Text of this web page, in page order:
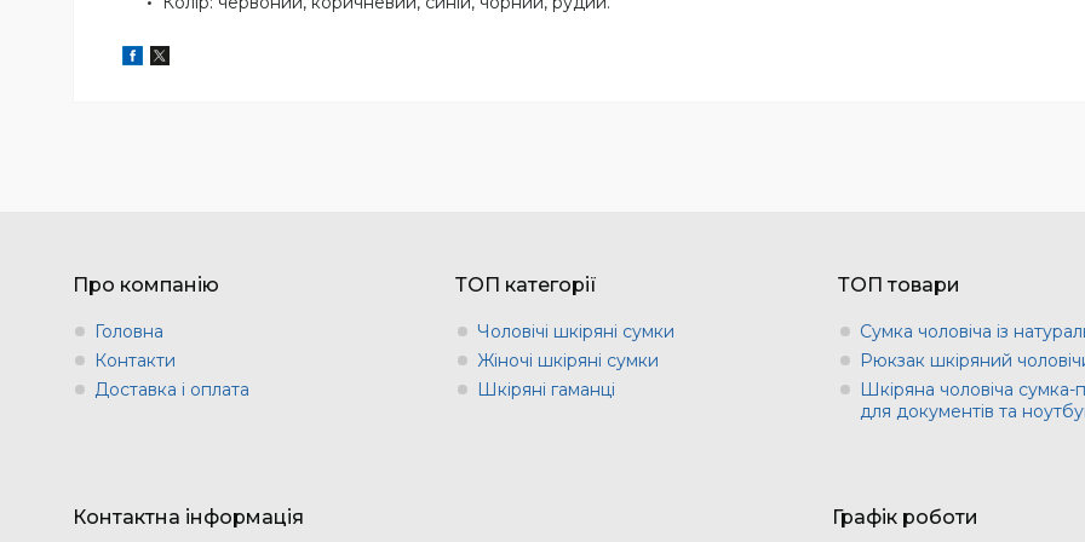
Про компанію
Головна
Контакти
Доставка і оплата
ТОП категорії
Чоловічі шкіряні сумки
Жіночі шкіряні сумки
Шкіряні гаманці
ТОП товари
Сумка чоловіча із
Рюкзак шкіряний
Шкіряна чоловіча сумка-
для документів та
Графік роботи